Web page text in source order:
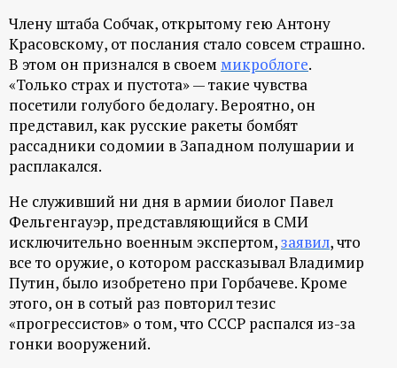
Члену штаба Собчак, открытому гею Антону
Красовскому, от послания стало совсем страшно.
В этом он признался в своем микроблоге.
«Только страх и пустота» — такие чувства
посетили голубого бедолагу. Вероятно, он
представил, как русские ракеты бомбят
рассадники содомии в Западном полушарии и
расплакался.
Не служивший ни дня в армии биолог Павел
Фельгенгауэр, представляющийся в СМИ
исключительно военным экспертом,заявил, что
все то оружие, о котором рассказывал Владимир
Путин, было изобретено при Горбачеве. Кроме
этого, он в сотый раз повторил тезис
«прогрессистов» о том, что СССР распался из-за
гонки вооружений.